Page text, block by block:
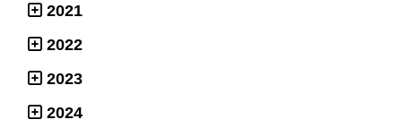
2021
2022
2023
2024